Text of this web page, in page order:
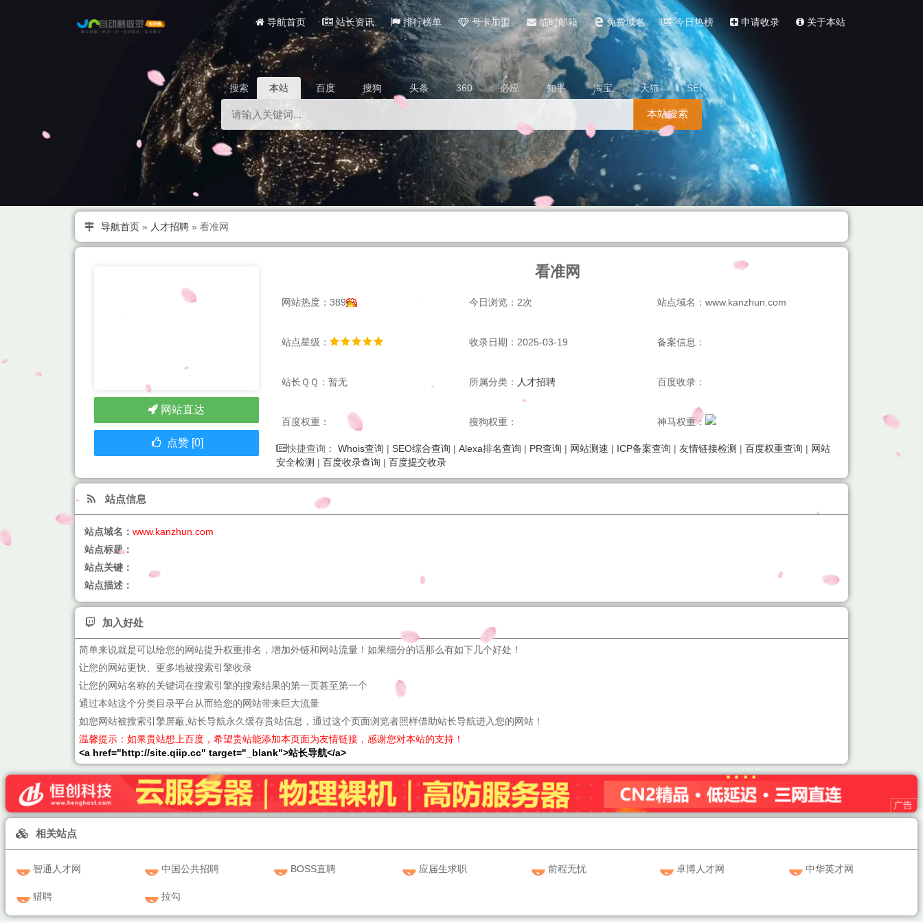
导航首页 站长资讯 排行榜单 号卡加盟 临时邮箱 免费域名 今日热榜 申请收录 关于本站
搜索 本站 百度 搜狗 头条 360 必应 知乎 淘宝 天猫 SEO
本站搜索
导航首页» 人才招聘» 看准网
看准网
网站热度：389 今日浏览：2次 站点域名：www.kanzhun.com
站点星级： 收录日期：2025-03-19 备案信息：
站长ＱＱ：暂无 所属分类： 人才招聘 百度收录：
百度权重： 搜狗权重： 神马权重：
快捷查询： Whois查询 | SEO综合查询 | Alexa排名查询 | PR查询 | 网站测速 | ICP备案查询 | 友情链接检测 | 百度权重查询 | 网站
安全检测 | 百度收录查询 | 百度提交收录
网站直达
点赞 [0]
站点信息
站点域名： www.kanzhun.com
站点标题：
站点关键：
站点描述：
加入好处
简单来说就是可以给您的网站提升权重排名，增加外链和网站流量！如果细分的话那么有如下几个好处！
让您的网站更快、更多地被搜索引擎收录
让您的网站名称的关键词在搜索引擎的搜索结果的第一页甚至第一个
通过本站这个分类目录平台从而给您的网站带来巨大流量
如您网站被搜索引擎屏蔽,站长导航永久缓存贵站信息，通过这个页面浏览者照样借助站长导航进入您的网站！
温馨提示：如果贵站想上百度，希望贵站能添加本页面为友情链接，感谢您对本站的支持！
<a href="http://site.qiip.cc" target="_blank">站长导航</a>
相关站点
智通人才网 中国公共招聘 BOSS直聘 应届生求职 前程无忧 卓博人才网 中华英才网
猎聘 拉勾